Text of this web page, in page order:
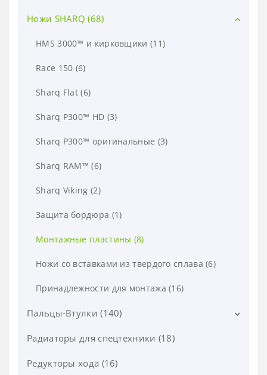
Гидроцилиндры HYUNDAI (26)
Гидроцилиндры KOMATSU (14)
Гидроцилиндры VOLVO (6)
Бокорезы (49)
Защиты (38)
Зубья (52)
Коронки (167)
Пальцы и стопоры коронок (106)
Ножи SHARQ (68)
HMS 3000™ и кирковщики (11)
Race 150 (6)
Sharq Flat (6)
Sharq P300™ HD (3)
Sharq P300™ оригинальные (3)
Sharq RAM™ (6)
Sharq Viking (2)
Защита бордюра (1)
Монтажные пластины (8)
Ножи со вставками из твердого сплава (6)
Принадлежности для монтажа (16)
Пальцы-Втулки (140)
Втулки (67)
Пальцы (36)
Радиаторы для спецтехники (18)
Редукторы хода (16)